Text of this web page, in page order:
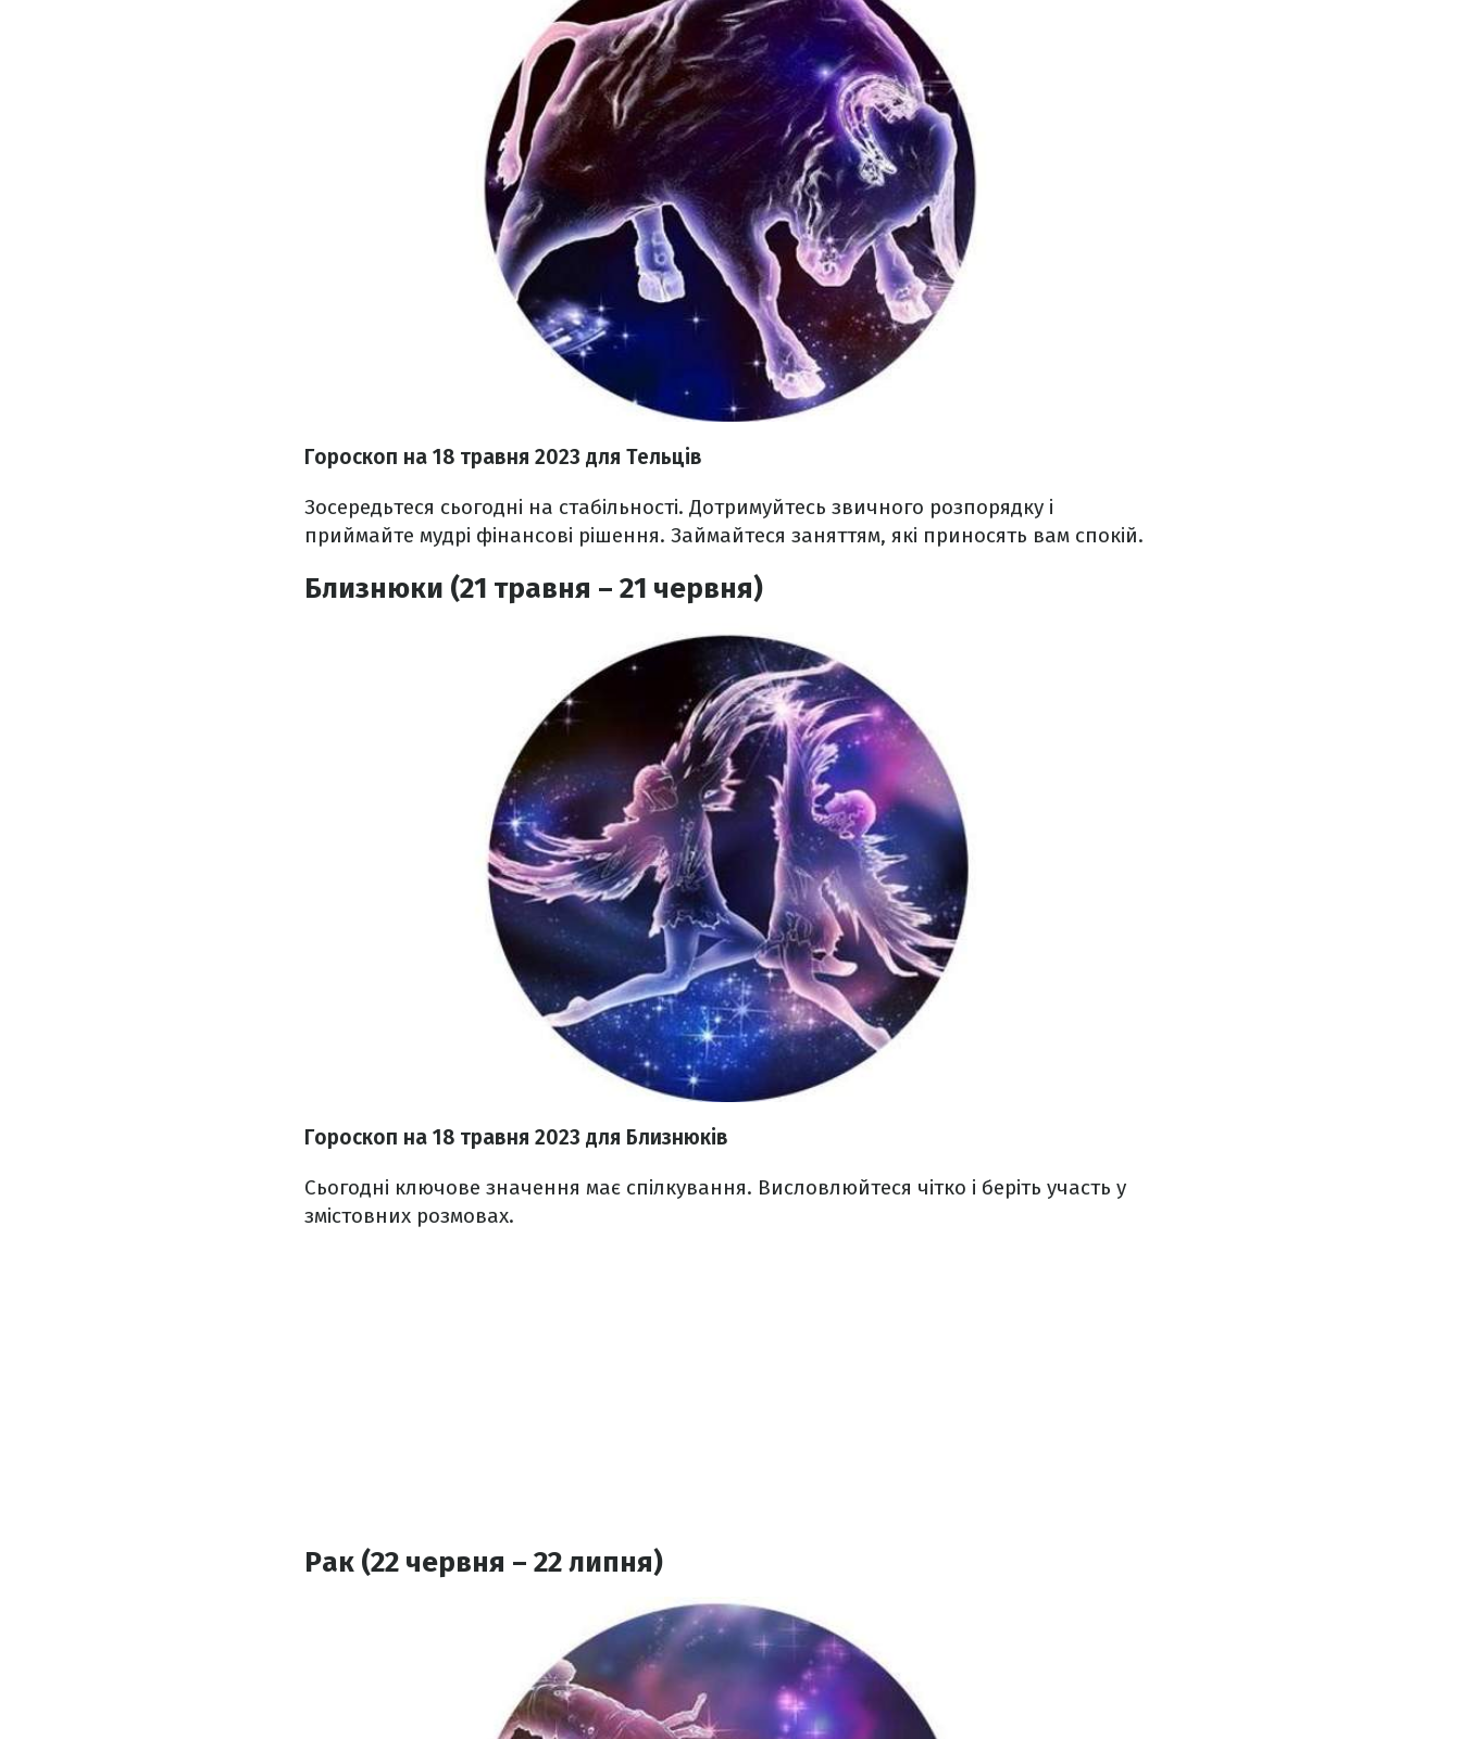
Гороскоп на 18 травня 2023 для Тельців
Зосередьтеся сьогодні на стабільності. Дотримуйтесь звичного розпорядку і
приймайте мудрі фінансові рішення. Займайтеся заняттям, які приносять вам спокій.
Близнюки (21 травня – 21 червня)
Гороскоп на 18 травня 2023 для Близнюків
Сьогодні ключове значення має спілкування. Висловлюйтеся чітко і беріть участь у
змістовних розмовах.
Рак (22 червня – 22 липня)